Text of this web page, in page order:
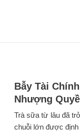
Bẫy Tài
Nhượng
Trà sữa từ lâu đã
chuỗi lớn được định